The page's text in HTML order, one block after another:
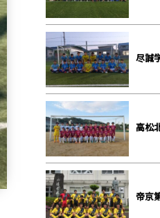
尽誠
高松
帝京